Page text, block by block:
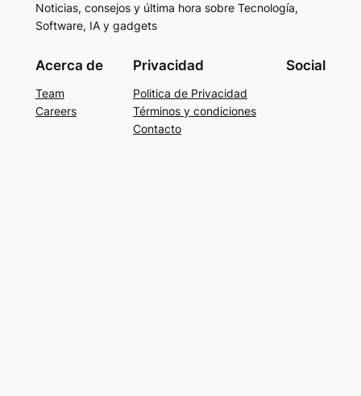
Noticias, consejos y última hora sobre Tecnología,
Software, IA y gadgets
Acerca de
Team
Careers
Privacidad
Politica de Privacidad
Términos y condiciones
Contacto
Social